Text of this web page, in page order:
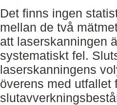
Det finns ingen
mellan de två
att laserskanningen
systematiskt fel.
laserskanningens
överens med utfallet